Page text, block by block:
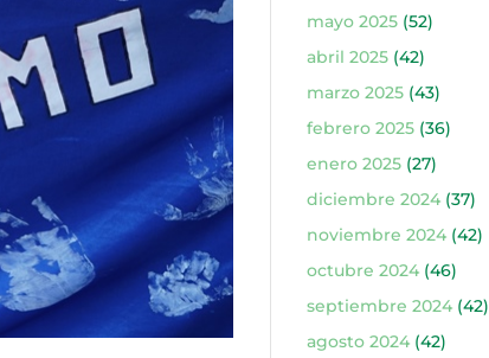
mayo 2025(52)
abril 2025(42)
marzo 2025(43)
febrero 2025(36)
enero 2025(27)
diciembre 2024(37)
noviembre 2024(42)
octubre 2024(46)
septiembre 2024(42)
agosto 2024(42)